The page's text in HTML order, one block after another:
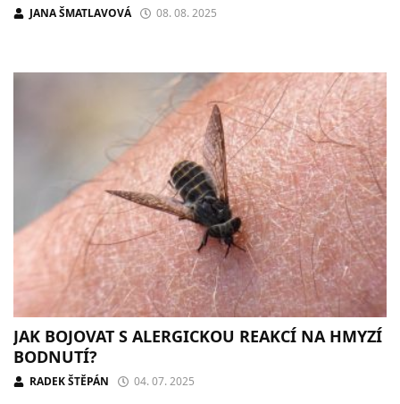
JANA ŠMATLAVOVÁ 08. 08. 2025
JAK BOJOVAT S ALERGICKOU REAKCÍ NA HMYZÍ
BODNUTÍ?
RADEK ŠTĚPÁN 04. 07. 2025